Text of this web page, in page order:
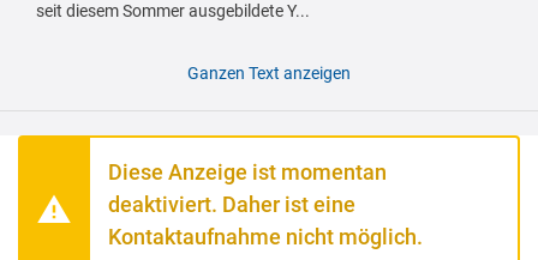
seit diesem Sommer ausgebildete Y...
Ganzen Text anzeigen
Diese Anzeige ist momentan
deaktiviert. Daher ist eine
Kontaktaufnahme nicht möglich.